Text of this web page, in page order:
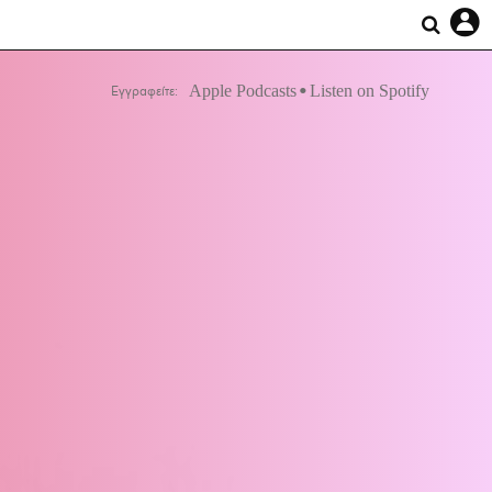
Εγγραφείτε: Apple Podcasts Listen on Spotify